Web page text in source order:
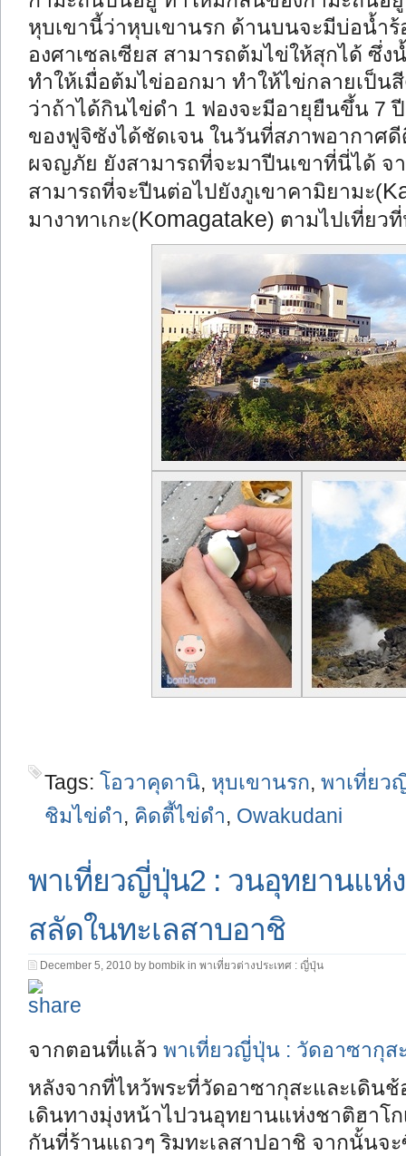
หุบเขานี้ว่าหุบเขานรก ด้านบนจะมีบ่อน้ำ
องศาเซลเซียส สามารถต้มไข่ให้สุกได้ ซึ่
ทำให้เมื่อต้มไข่ออกมา ทำให้ไข่กลายเป็น
ว่าถ้าได้กินไข่ดำ 1 ฟองจะมีอายุยืนขึ้น 7
ของฟูจิซังได้ชัดเจน ในวันที่สภาพอากาศ
ผจญภัย ยังสามารถที่จะมาปีนเขาที่นี่ได้ จ
สามารถที่จะปีนต่อไปยังภูเขาคามิยามะ(
มางาทาเกะ(Komagatake) ตามไปเที่ยว
Tags: โอวาคุดานิ, หุบเขานรก, พาเที่ยว
ชิมไข่ดำ, คิดตี้ไข่ดำ, Owakudani
พาเที่ยวญี่ปุ่น2 : วนอุทยานแห่ง
สลัดในทะเลสาบอาชิ
December 5, 2010 by bombik in พาเที่ยวต่างประเทศ : ญี่ปุ่น
จากตอนที่แล้ว พาเที่ยวญี่ปุ่น : วัดอาซากุส
หลังจากที่ไหว้พระที่วัดอาซากุสะและเดิน
เดินทางมุ่งหน้าไปวนอุทยานแห่งชาติฮาโ
กันที่ร้านแถวๆ ริมทะเลสาปอาชิ จากนั้นจะ